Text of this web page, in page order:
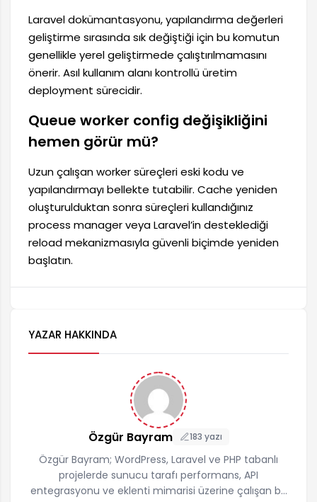
Laravel dokümantasyonu, yapılandırma değerleri
geliştirme sırasında sık değiştiği için bu komutun
genellikle yerel geliştirmede çalıştırılmamasını
önerir. Asıl kullanım alanı kontrollü üretim
deployment sürecidir.
Queue worker config değişikliğini
hemen görür mü?
Uzun çalışan worker süreçleri eski kodu ve
yapılandırmayı bellekte tutabilir. Cache yeniden
oluşturulduktan sonra süreçleri kullandığınız
process manager veya Laravel’in desteklediği
reload mekanizmasıyla güvenli biçimde yeniden
başlatın.
YAZAR HAKKINDA
Özgür Bayram 183 yazı
Özgür Bayram; WordPress, Laravel ve PHP tabanlı
projelerde sunucu tarafı performans, API
entegrasyonu ve eklenti mimarisi üzerine çalışan bir